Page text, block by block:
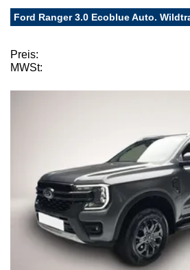
Ford Ranger 3.0 Ecoblue Auto.
Preis:
MWSt: